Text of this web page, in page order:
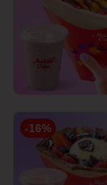
-16%